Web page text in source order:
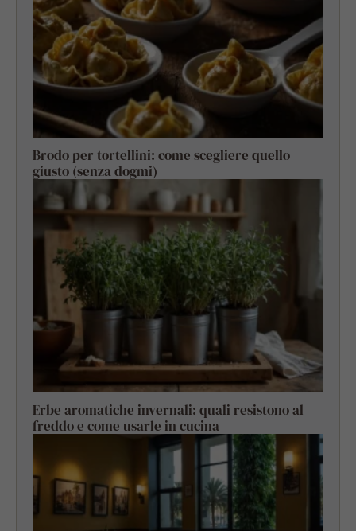
Brodo per tortellini: come scegliere quello
giusto (senza dogmi)
Erbe aromatiche invernali: quali resistono al
freddo e come usarle in cucina